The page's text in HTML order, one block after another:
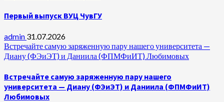
Первый выпуск ВУЦ ЧувГУ
admin 31.07.2026
Встречайте самую заряженную пару нашего университета —
Диану (ФЭиЭТ) и Даниила (ФПМФиИТ) Любимовых
Встречайте самую заряженную пару нашего
университета — Диану (ФЭиЭТ) и Даниила (ФПМФиИТ)
Любимовых